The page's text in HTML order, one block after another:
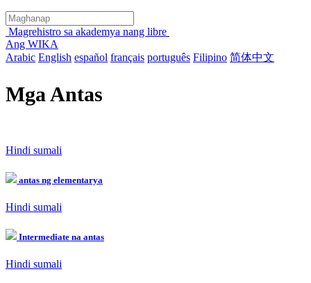
Magrehistro sa akademya nang libre
Ang WIKA
Arabic English español français português Filipino 简体中文
Mga Antas
Hindi sumali
antas ng elementarya
Hindi sumali
Intermediate na antas
Hindi sumali